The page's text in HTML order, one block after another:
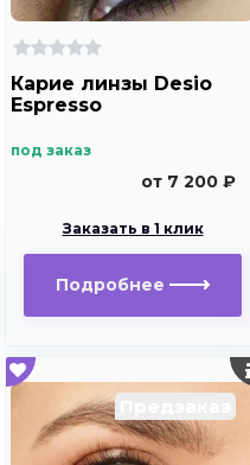
Карие линзы Desio
Espresso
под заказ
от 7 200 ₽
Заказать в 1 клик
Подробнее